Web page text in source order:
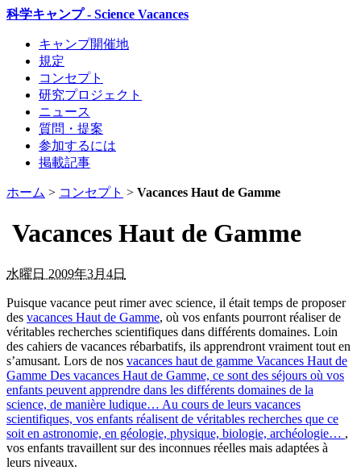
科学キャンプ - Science Vacances
キャンプ開催地
規定
コンセプト
研究プロジェクト
ニュース
質問・提案
参加するには
掲載記事
ホーム > コンセプト > Vacances Haut de Gamme
Vacances Haut de Gamme
水曜日 2009年3月4日
Puisque vacance peut rimer avec science, il était temps de proposer
des vacances Haut de Gamme, où vos enfants pourront réaliser de
véritables recherches scientifiques dans différents domaines. Loin
des cahiers de vacances rébarbatifs, ils apprendront vraiment tout en
s’amusant. Lors de nos vacances haut de gamme Vacances Haut de
Gamme Des vacances Haut de Gamme, ce sont des séjours où vos
enfants peuvent apprendre dans les différents domaines de la
science, de manière ludique… Au cours de leurs vacances
scientifiques, vos enfants réalisent de véritables recherches que ce
soit en astronomie, en géologie, physique, biologie, archéologie… ,
vos enfants travaillent sur des inconnues réelles mais adaptées à
leurs niveaux.